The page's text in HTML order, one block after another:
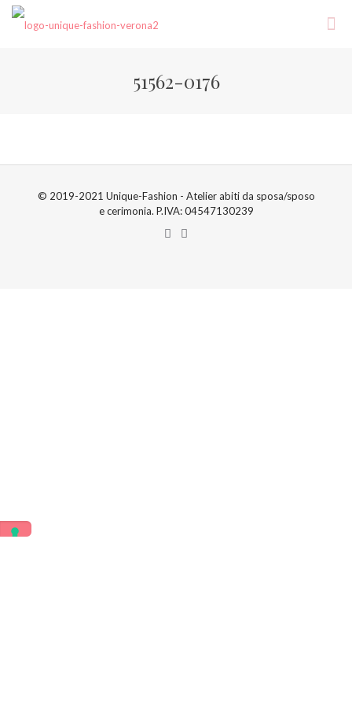
51562-0176
© 2019-2021 Unique-Fashion - Atelier abiti da sposa/sposo
e cerimonia. P.IVA: 04547130239